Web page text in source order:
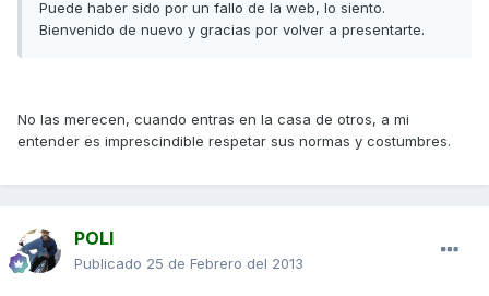
Puede haber sido por un fallo de la web, lo siento.
Bienvenido de nuevo y gracias por volver a presentarte.
No las merecen, cuando entras en la casa de otros, a mi
entender es imprescindible respetar sus normas y costumbres.
POLI
Publicado 25 de Febrero del 2013